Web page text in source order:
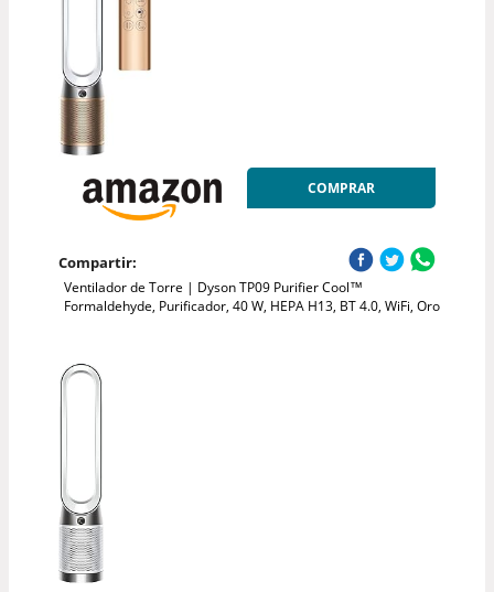
COMPRAR
Compartir:
Ventilador de Torre | Dyson TP09 Purifier Cool™
Formaldehyde, Purificador, 40 W, HEPA H13, BT 4.0, WiFi, Oro